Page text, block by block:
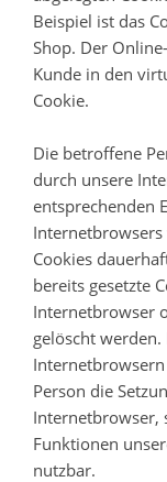
Beispiel ist das
Shop. Der
Kunde in den
Cookie.
Die betroffene
durch unsere
entsprechenden
Cookies
bereits gesetzte
Internetbrowser
gelöscht
Person die
Internetbrowser,
Funktionen
nutzbar.